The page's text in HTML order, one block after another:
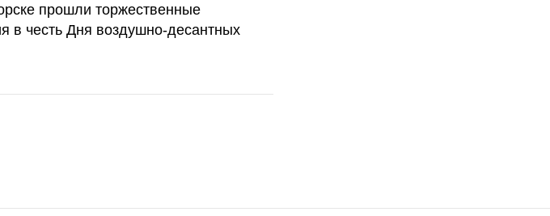
прошли торжественные
в честь Дня воздушно-десантных